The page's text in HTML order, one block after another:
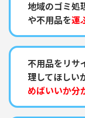
地域のゴミ処
や不用品を運
不用品をリサ
理してほしい
めばいいか分